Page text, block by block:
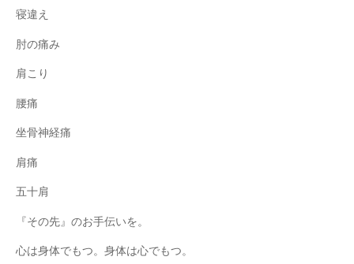
寝違え
肘の痛み
肩こり
腰痛
坐骨神経痛
肩痛
五十肩
『その先』のお手伝いを。
心は身体でもつ。身体は心でもつ。